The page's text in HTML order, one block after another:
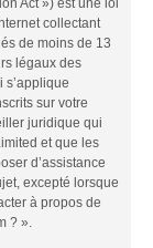
Act ») est une loi
collectant
de moins de 13
légaux des
s’applique
sur votre
juridique qui
et que les
d’assistance
excepté lorsque
à propos de
? ».